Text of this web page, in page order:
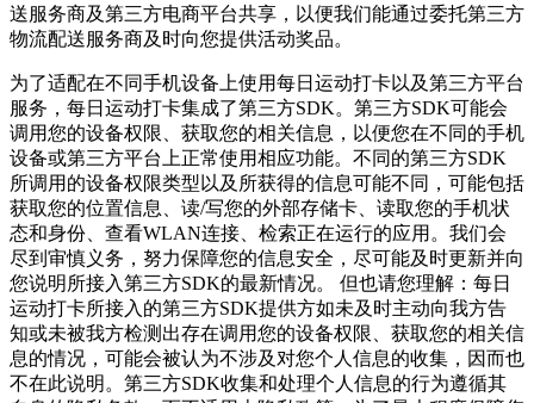
送服务商及第三方电商平台共享，以便我们能通过委托第三方
物流配送服务商及时向您提供活动奖品。
为了适配在不同手机设备上使用每日运动打卡以及第三方平台
服务， 每日运动打卡集成了第三方SDK。第三方SDK可能会
调用您的设备权限、获取您的相关信息，以便您在不同的手机
设备或第三方平台上正常使用相应功能。不同的第三方SDK
所调用的设备权限类型以及所获得的信息可能不同，可能包括
获取您的位置信息、读/写您的外部存储卡、读取您的手机状
态和身份、查看WLAN连接、检索正在运行的应用。我们会
尽到审慎义务，努力保障您的信息安全，尽可能及时更新并向
您说明所接入第三方SDK的最新情况。 但也请您理解： 每日
运动打卡所接入的第三方SDK提供方如未及时主动向我方告
知或未被我方检测出存在调用您的设备权限、获取您的相关信
息的情况，可能会被认为不涉及对您个人信息的收集，因而也
不在此说明。第三方SDK收集和处理个人信息的行为遵循其